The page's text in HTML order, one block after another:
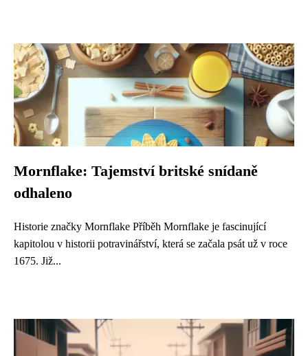
Mornflake: Tajemství britské snídaně
odhaleno
Historie značky Mornflake Příběh Mornflake je fascinující
kapitolou v historii potravinářství, která se začala psát už v roce
1675. Již...